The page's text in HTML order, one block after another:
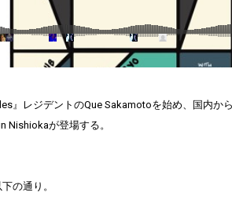
』レジデントのQue Sakamotoを始め、国内か
Nishiokaが登場する。
の通り。